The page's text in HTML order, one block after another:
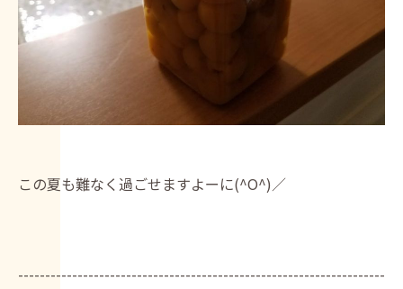
この夏も難なく過ごせますよーに(^O^)／
--------------------------------------------------------------------